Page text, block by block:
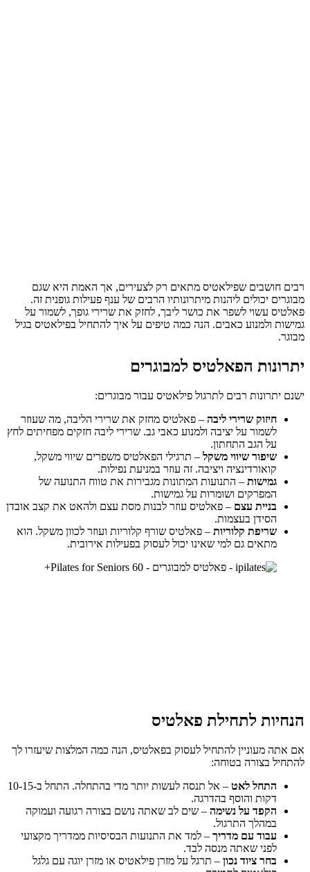
רבים חושבים שפילאטיס מתאים רק לצעירים, אך האמת היא שגם
מבוגרים יכולים ליהנות מיתרונותיו הרבים של ענף פעילות גופנית זה.
פאלטיס עשוי לשפר את כושר ליבך, לחזק את שרירי גופך, לשמור על
גמישות ולמנוע כאבים. הנה כמה טיפים על איך להתחיל בפילאטיס בגיל
מבוגר.
יתרונות הפאלטיס למבוגרים
ישנם יתרונות רבים לתרגול פילאטיס עבור מבוגרים:
חיזוק שרירי ליבה – פאלטיס מחזק את שרירי הליבה, מה שעוזר
לשמור על יציבה ולמנוע כאבי גב. שרירי ליבה חזקים מפחיתים לחץ
על הגב התחתון.
שיפור שיווי משקל – תרגילי הפאלטיס משפרים שיווי משקל,
קואורדינציה ויציבה. זה עוזר במניעת נפילות.
גמישות – התנועות המתונות מגבירות את טווח התנועה של
המפרקים ושומרות על גמישות.
בניית עצם – פאלטיס עוזר לבנות מסת עצם ולהאט את קצב אובדן
הסידן בעצמות.
שריפת קלוריות – פאלטיס שורף קלוריות ועוזר לכוון משקל. הוא
מתאים גם למי שאינו יכול לעסוק בפעילות אירובית.
הנחיות לתחילת פאלטיס
אם אתה מעוניין להתחיל לעסוק בפאלטיס, הנה כמה המלצות שיעזרו לך
להתחיל בצורה בטוחה:
התחל לאט
– אל תנסה לעשות יותר מדי בהתחלה. התחל ב-10-15
דקות והוסף בהדרגה.
הקפד על נשימה – שים לב שאתה נושם בצורה רגועה ועמוקה
במהלך התרגול.
עבוד עם מדריך – למד את התנועות הבסיסיות ממדריך מקצועי
לפני שאתה מנסה לבד.
בחר ציוד נכון – תרגל על מזרן פילאטיס או מזרן יוגה עם גלגל